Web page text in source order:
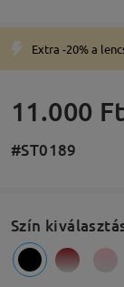
Extra -20% a
11.000 Ft
#ST0189
Szín